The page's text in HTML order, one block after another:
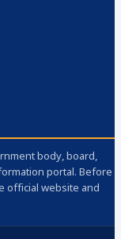
body, board,
portal. Before
official website and